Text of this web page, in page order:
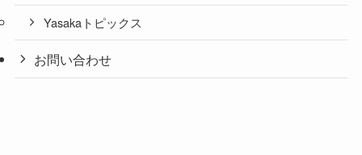
Yasakaトピックス
お問い合わせ